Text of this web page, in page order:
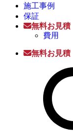
施工事例
保証
無料お見積
費用
無料お見積